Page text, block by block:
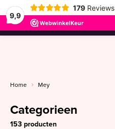
9,9
179 Reviews
menu
Home Mey
Categorieen
153 producten